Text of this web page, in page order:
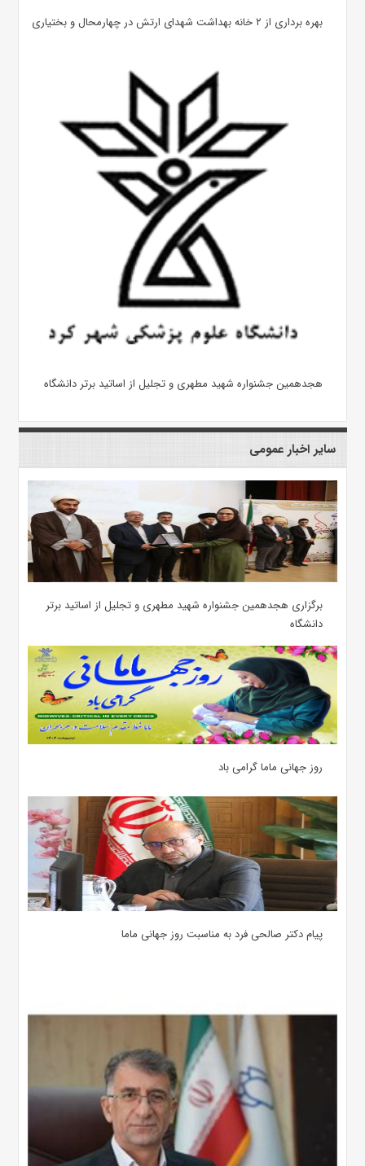
بهره ‌برداری از ۲ خانه بهداشت شهدای ارتش در چهارمحال و بختیاری
هجدهمین جشنواره شهید مطهری و تجلیل از اساتید برتر دانشگاه
سایر اخبار عمومی
برگزاری هجدهمین جشنواره شهید مطهری و تجلیل از اساتید برتر
دانشگاه
روز جهانی ماما گرامی باد
پیام دکتر صالحی فرد به مناسبت روز جهانی ماما